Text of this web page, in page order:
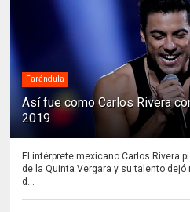
Farándula
Así fue como Carlos Rivera
2019
El intérprete mexicano Carlos Rivera
de la Quinta Vergara y su talento dejó
d...